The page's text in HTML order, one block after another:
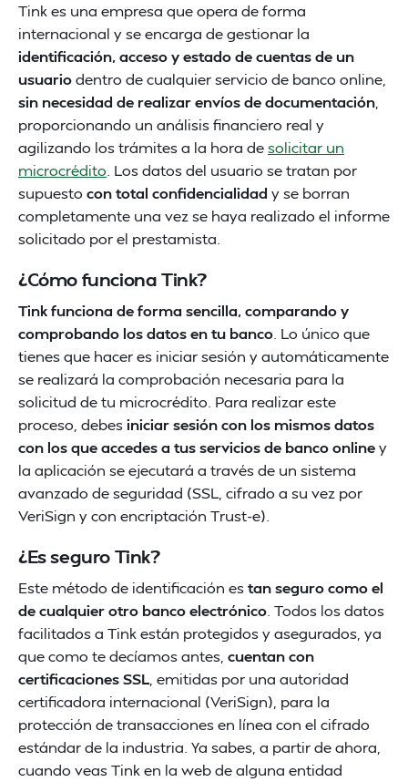
Tink es una empresa que opera de forma
internacional y se encarga de gestionar la
identificación, acceso y estado de cuentas de un
usuariodentro de cualquier servicio de banco online,
sin necesidad de realizar envíos de documentación,
proporcionando un análisis financiero real y
agilizando los trámites a la hora desolicitar un
microcrédito. Los datos del usuario se tratan por
supuesto con total confidencialidad y se borran
completamente una vez se haya realizado el informe
solicitado por el prestamista.
¿Cómo funciona Tink?
Tink funciona de forma sencilla, comparando y
comprobando los datos en tu banco. Lo único que
tienes que hacer es iniciar sesión y automáticamente
se realizará la comprobación necesaria para la
solicitud de tu microcrédito. Para realizar este
proceso, debesiniciar sesión con los mismos datos
con los que accedes a tus servicios de banco onliney
la aplicación se ejecutará a través de un sistema
avanzado de seguridad (SSL, cifrado a su vez por
VeriSign y con encriptación Trust-e).
¿Es seguro Tink?
Este método de identificación estan seguro como el
de cualquier otro banco electrónico. Todos los datos
facilitados a Tink están protegidos y asegurados, ya
que como te decíamos antes, cuentan con
certificaciones SSL, emitidas por una autoridad
certificadora internacional (VeriSign), para la
protección de transacciones en línea con el cifrado
estándar de la industria. Ya sabes, a partir de ahora,
cuando veas Tink en la web de alguna entidad